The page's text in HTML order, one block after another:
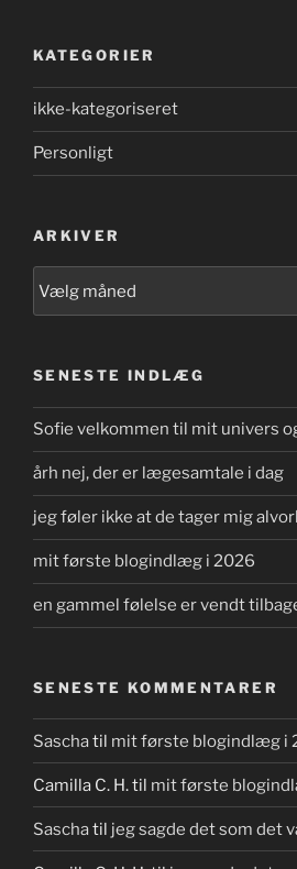
KATEGORIER
ikke-kategoriseret
Personligt
ARKIVER
SENESTE INDLÆG
Sofie velkommen til mit univers
årh nej, der er lægesamtale i dag
jeg føler ikke at de tager mig
mit første blogindlæg i 2026
en gammel følelse er vendt
SENESTE KOMMENTARER
Saschatil mit første blogindlæg i
Camilla C. H.til mit første
Saschatil jeg sagde det som det